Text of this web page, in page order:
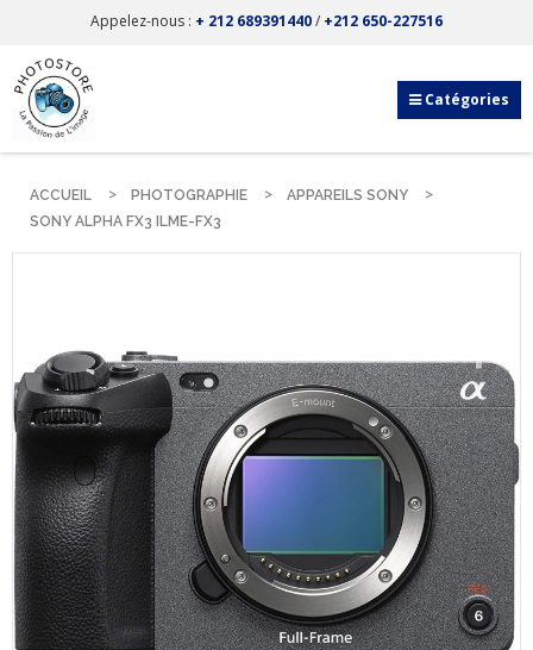
Appelez-nous : + 212 689391440/ +212 650-227516
Catégories
ACCUEIL PHOTOGRAPHIE
APPAREILS SONY
SONY ALPHA FX3 ILME-FX3